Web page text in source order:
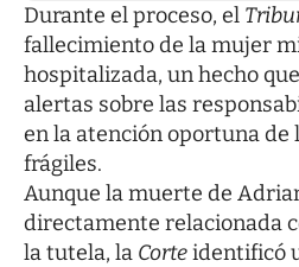
Durante el proceso, el
fallecimiento de la mujer
hospitalizada, un hecho
alertas sobre las
en la atención oportuna de
frágiles.
Aunque la muerte de
directamente relacionada
la tutela, la Corteidentificó